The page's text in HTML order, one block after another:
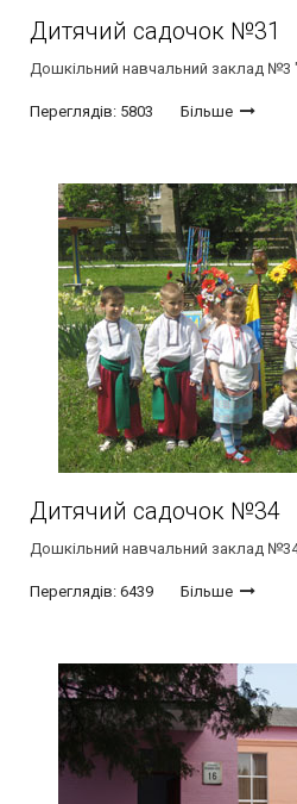
Дитячий садочок №31
Дошкільний навчальний заклад
Переглядів: 5803 Більше
Дитячий садочок №34
Дошкільний навчальний заклад
Переглядів: 6439 Більше